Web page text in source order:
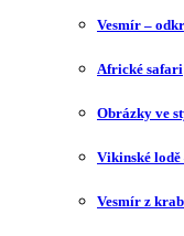
Vesmír –
Africké safari
Obrázky ve
Vikinské lodě
Vesmír z